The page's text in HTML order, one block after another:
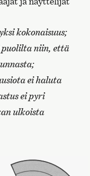
kokonaisuus;
puolilta niin, että
ei haluta
ei pyri
ulkoista